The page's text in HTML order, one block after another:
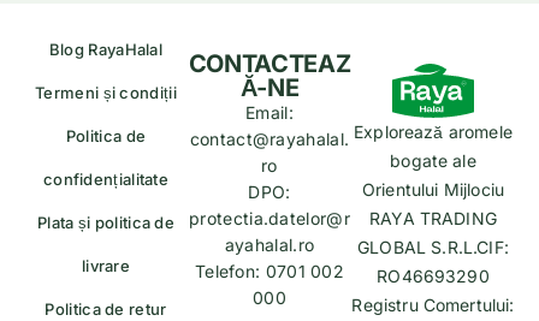
Blog RayaHalal
Termeni și condiții
Politica de
confidențialitate
Plata și politica de
livrare
Politica de retur
Explorează aromele
bogate ale
Orientului Mijlociu
RAYA TRADING
GLOBAL S.R.L.CIF:
RO46693290
Registru Comertului:
CONTACTEAZ
Ă-NE
Email:
contact@rayahalal.
ro
DPO:
protectia.datelor@r
ayahalal.ro
Telefon: 0701 002
000